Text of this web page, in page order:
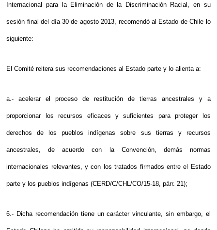
Internacional para la Eliminación de la Discriminación Racial, en su
sesión final del día 30 de agosto 2013, recomendó al Estado de Chile lo
siguiente:
El Comité reitera sus recomendaciones al Estado parte y lo alienta a:
a.- acelerar el proceso de restitución de tierras ancestrales y a
proporcionar los recursos eficaces y suficientes para proteger los
derechos de los pueblos indígenas sobre sus tierras y recursos
ancestrales, de acuerdo con la Convención, demás normas
internacionales relevantes, y con los tratados firmados entre el Estado
parte y los pueblos indígenas (CERD/C/CHL/CO/15-18, párr. 21);
6.- Dicha recomendación tiene un carácter vinculante, sin embargo, el